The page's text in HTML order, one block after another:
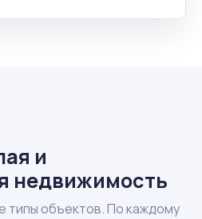
и
недвижимость
типы объектов. По каждому